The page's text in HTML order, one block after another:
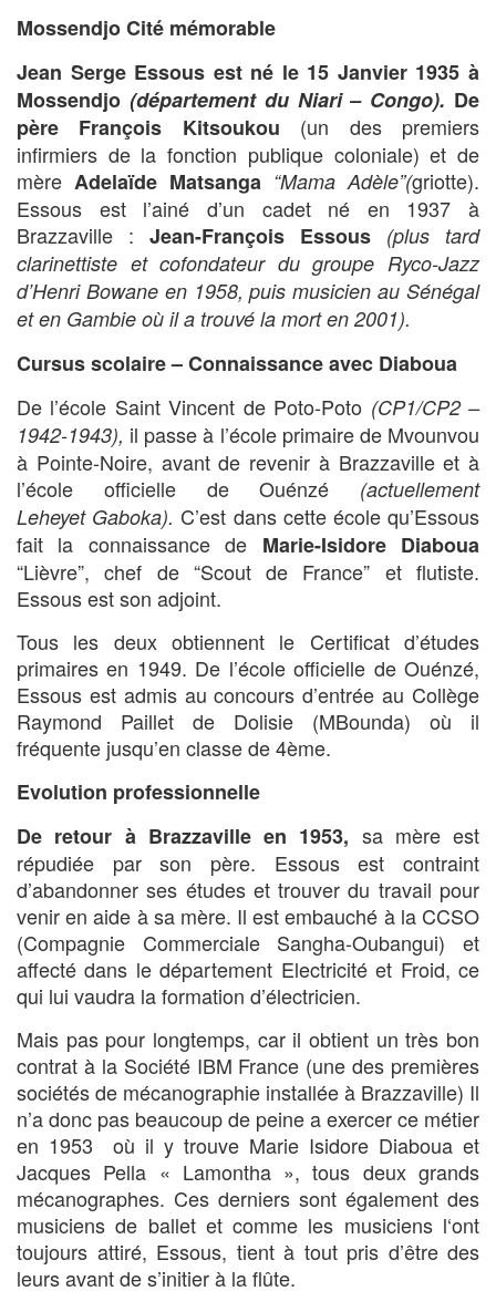
Mossendjo Cité mémorable
Jean Serge Essous est né le 15 Janvier 1935 à
Mossendjo (département du Niari – Congo). De
père François Kitsoukou (un des premiers
infirmiers de la fonction publique coloniale) et de
mère Adelaïde Matsanga “Mama Adèle”(griotte).
Essous est l’ainé d’un cadet né en 1937 à
Brazzaville : Jean-François Essous (plus tard
clarinettiste et cofondateur du groupe Ryco-Jazz
d’Henri Bowane en 1958, puis musicien au Sénégal
et en Gambie où il a trouvé la mort en 2001).
Cursus scolaire – Connaissance avec Diaboua
De l’école Saint Vincent de Poto-Poto (CP1/CP2 –
1942-1943), il passe à l’école primaire de Mvounvou
à Pointe-Noire, avant de revenir à Brazzaville et à
l’école officielle de Ouénzé (actuellement
Leheyet Gaboka). C’est dans cette école qu’Essous
fait la connaissance de Marie-Isidore Diaboua
“Lièvre”, chef de “Scout de France” et flutiste.
Essous est son adjoint.
Tous les deux obtiennent le Certificat d’études
primaires en 1949. De l’école officielle de Ouénzé,
Essous est admis au concours d’entrée au Collège
Raymond Paillet de Dolisie (MBounda) où il
fréquente jusqu’en classe de 4ème.
Evolution professionnelle
De retour à Brazzaville en 1953, sa mère est
répudiée par son père. Essous est contraint
d’abandonner ses études et trouver du travail pour
venir en aide à sa mère. Il est embauché à la CCSO
(Compagnie Commerciale Sangha-Oubangui) et
affecté dans le département Electricité et Froid, ce
qui lui vaudra la formation d’électricien.
Mais pas pour longtemps, car il obtient un très bon
contrat à la Société IBM France (une des premières
sociétés de mécanographie installée à Brazzaville) Il
n’a donc pas beaucoup de peine a exercer ce métier
en 1953 où il y trouve Marie Isidore Diaboua et
Jacques Pella « Lamontha », tous deux grands
mécanographes. Ces derniers sont également des
musiciens de ballet et comme les musiciens l‘ont
toujours attiré, Essous, tient à tout pris d’être des
leurs avant de s’initier à la flûte.